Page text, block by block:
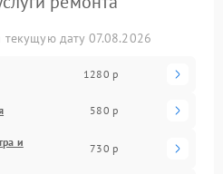
дату 07.08.2026
1280 р
580 р
и
730 р